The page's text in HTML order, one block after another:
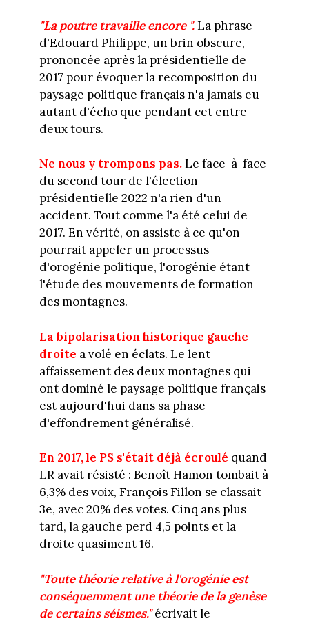
"La poutre travaille encore ". La phrase
d'Edouard Philippe, un brin obscure,
prononcée après la présidentielle de
2017 pour évoquer la recomposition du
paysage politique français n'a jamais eu
autant d'écho que pendant cet entre-
deux tours.
Ne nous y trompons pas.Le face-à-face
du second tour de l'élection
présidentielle 2022 n'a rien d'un
accident. Tout comme l'a été celui de
2017. En vérité, on assiste à ce qu'on
pourrait appeler un processus
d'orogénie politique, l'orogénie étant
l'étude des mouvements de formation
des montagnes.
La bipolarisation historique gauche
droite a volé en éclats. Le lent
affaissement des deux montagnes qui
ont dominé le paysage politique français
est aujourd'hui dans sa phase
d'effondrement généralisé.
En 2017, le PS s'était déjà écroulé quand
LR avait résisté : Benoît Hamon tombait à
6,3% des voix, François Fillon se classait
3e, avec 20% des votes. Cinq ans plus
tard, la gauche perd 4,5 points et la
droite quasiment 16.
"Toute théorie relative à l'orogénie est
conséquemment une théorie de la genèse
de certains séismes."écrivait le